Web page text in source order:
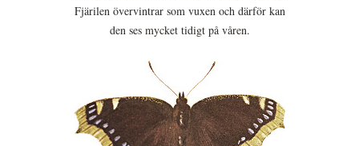
Fjärilen övervintrar som vuxen och därför kan
den ses mycket tidigt på våren.